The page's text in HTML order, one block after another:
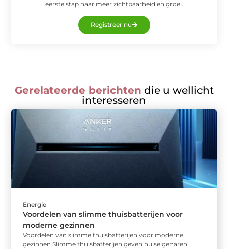
eerste stap naar meer zichtbaarheid en groei.
Registreer nu
Gerelateerde berichten die u wellicht
interesseren
Energie
Voordelen van slimme thuisbatterijen voor
moderne gezinnen
Voordelen van slimme thuisbatterijen voor moderne
gezinnen Slimme thuisbatterijen geven huiseigenaren